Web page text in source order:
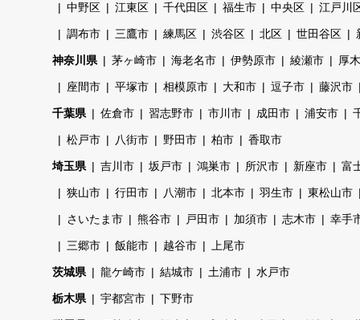
中野区 江東区 千代田区 福生市 中央区 江戸川
調布市 三鷹市 練馬区 渋谷区 北区 世田谷区
神奈川県 茅ヶ崎市 海老名市 伊勢原市 綾瀬市 厚
座間市 平塚市 相模原市 大和市 逗子市 藤沢市
千葉県 佐倉市 習志野市 市川市 成田市 浦安市
松戸市 八街市 野田市 柏市 香取市
埼玉県 吉川市 坂戸市 鴻巣市 所沢市 新座市 富
狭山市 行田市 八潮市 北本市 羽生市 東松山市
さいたま市 熊谷市 戸田市 加須市 志木市 幸手
三郷市 飯能市 越谷市 上尾市
茨城県 龍ケ崎市 結城市 土浦市 水戸市
栃木県 宇都宮市 下野市